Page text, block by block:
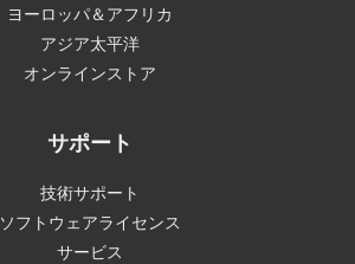
ヨーロッパ＆アフリカ
アジア太平洋
オンラインストア
サポート
技術サポート
ソフトウェアライセンス
サービス